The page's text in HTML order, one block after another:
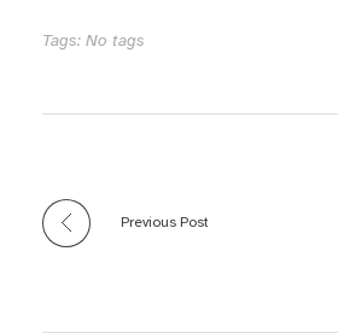
Tags: No tags
Previous Post